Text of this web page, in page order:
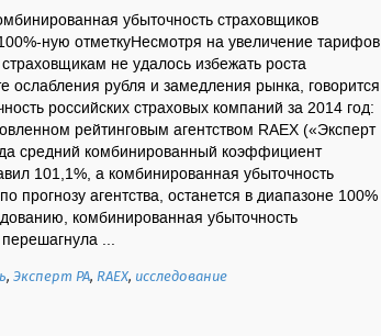
убыточность страховщиков
ную отметкуНесмотря на увеличение тарифов
не удалось избежать роста
ослабления рубля и замедления рынка, говорится
российских страховых компаний за 2014 год:
рейтинговым агентством RAEX («Эксперт
средний комбинированный коэффициент
101,1%, а комбинированная убыточность
прогнозу агентства, останется в диапазоне 100%
комбинированная убыточность
...
,Эксперт РА, RAEX, исследование